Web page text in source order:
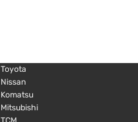
Toyota
Nissan
Komatsu
Mitsubishi